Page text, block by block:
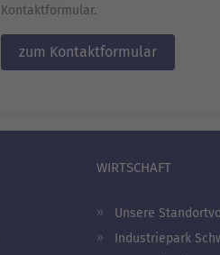
Kontaktformular.
zum Kontaktformular
WIRTSCHAFT
Unsere
Industriepark